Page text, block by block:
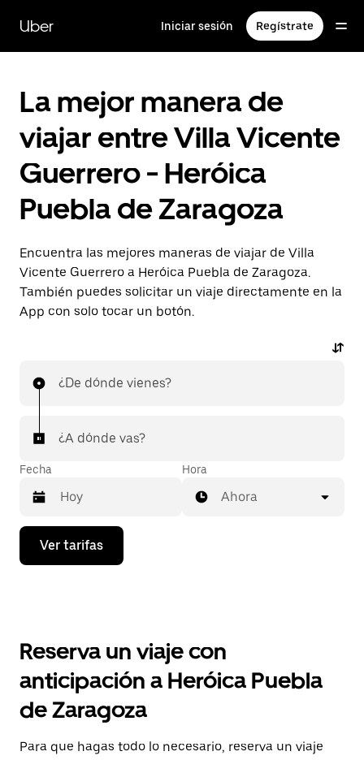
contenido
principal
Uber Iniciar sesión Regístrate
La mejor manera de
viajar entre Villa Vicente
Guerrero - Heróica
Puebla de Zaragoza
Encuentra las mejores maneras de viajar de Villa
Vicente Guerrero a Heróica Puebla de Zaragoza.
También puedes solicitar un viaje directamente en la
App con solo tocar un botón.
¿De dónde vienes?
¿A dónde vas?
Fecha
Presiona
flecha
el
y
selecciona
una
Presiona
la
Hora
Ahora
Ver tarifas
Reserva un viaje con
anticipación a Heróica Puebla
de Zaragoza
Para que hagas todo lo necesario, reserva un viaje